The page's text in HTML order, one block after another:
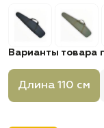
Варианты товара
Длина 110 см